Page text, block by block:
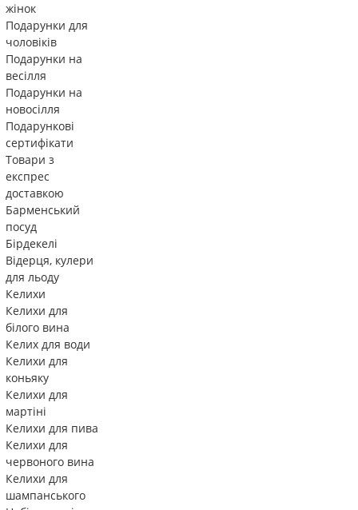
жінок
Подарунки для
чоловіків
Подарунки на
весілля
Подарунки на
новосілля
Подарункові
сертифікати
Товари з
експрес
доставкою
Барменський
посуд
Бірдекелі
Відерця, кулери
для льоду
Келихи
Келихи для
білого вина
Келих для води
Келихи для
коньяку
Келихи для
мартіні
Келихи для пива
Келихи для
червоного вина
Келихи для
шампанського